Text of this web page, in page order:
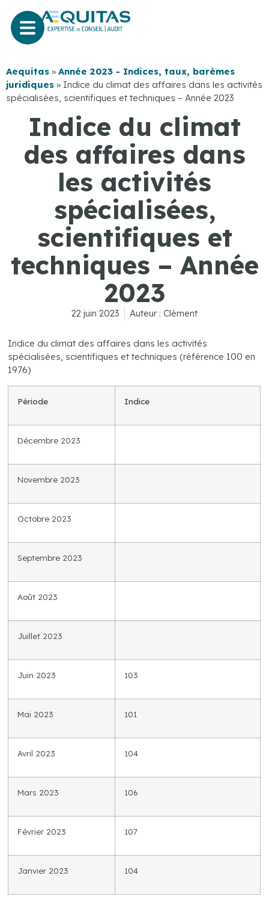
Aequitas » Année 2023 - Indices, taux, barèmes
juridiques » Indice du climat des affaires dans les activités
spécialisées, scientifiques et techniques – Année 2023
Indice du climat
des affaires dans
les activités
spécialisées,
scientifiques et
techniques – Année
2023
22 juin 2023 Auteur : Clément
Indice du climat des affaires dans les activités
spécialisées, scientifiques et techniques (référence 100 en
1976)
Période Indice
Décembre 2023
Novembre 2023
Octobre 2023
Septembre 2023
Août 2023
Juillet 2023
Juin 2023 103
Mai 2023 101
Avril 2023 104
Mars 2023 106
Février 2023 107
Janvier 2023 104